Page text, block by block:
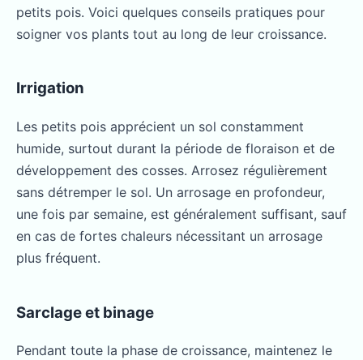
petits pois. Voici quelques conseils pratiques pour
soigner vos plants tout au long de leur croissance.
Irrigation
Les petits pois apprécient un sol constamment
humide, surtout durant la période de floraison et de
développement des cosses. Arrosez régulièrement
sans détremper le sol. Un arrosage en profondeur,
une fois par semaine, est généralement suffisant, sauf
en cas de fortes chaleurs nécessitant un arrosage
plus fréquent.
Sarclage et binage
Pendant toute la phase de croissance, maintenez le